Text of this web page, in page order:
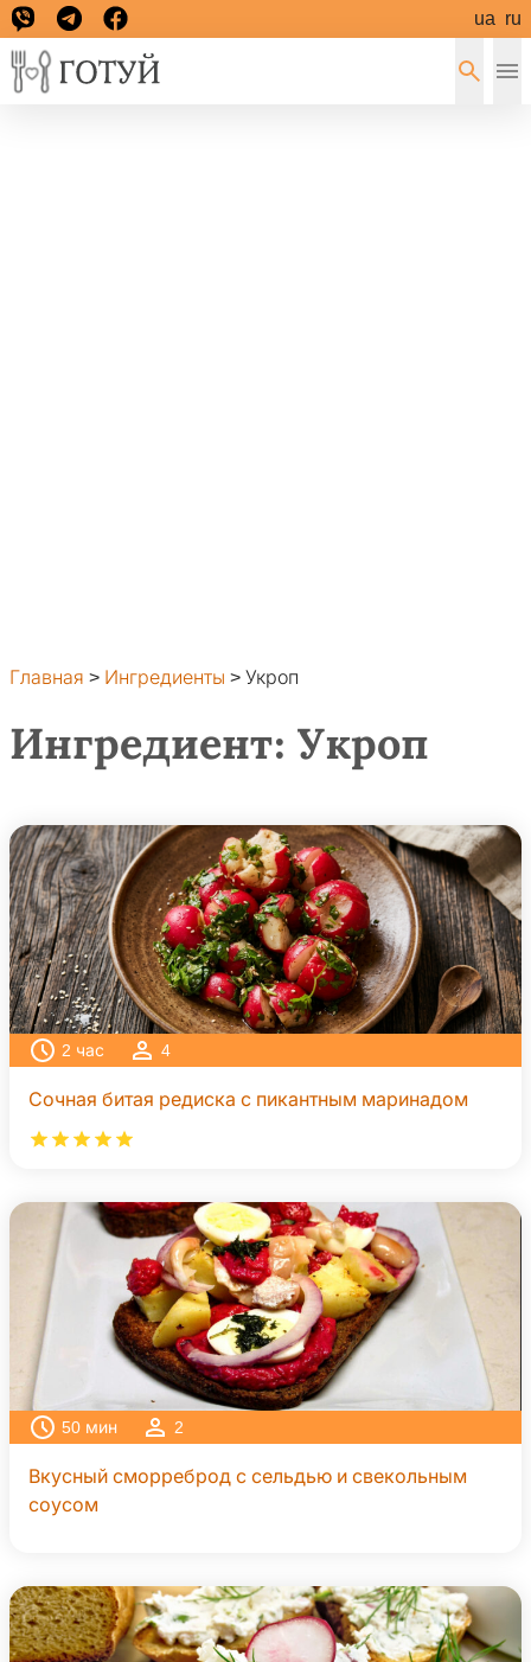
ua ru
Главная > Ингредиенты > Укроп
Ингредиент: Укроп
2 час 4
Сочная битая редиска с пикантным маринадом
50 мин 2
Вкусный сморреброд с сельдью и свекольным
соусом